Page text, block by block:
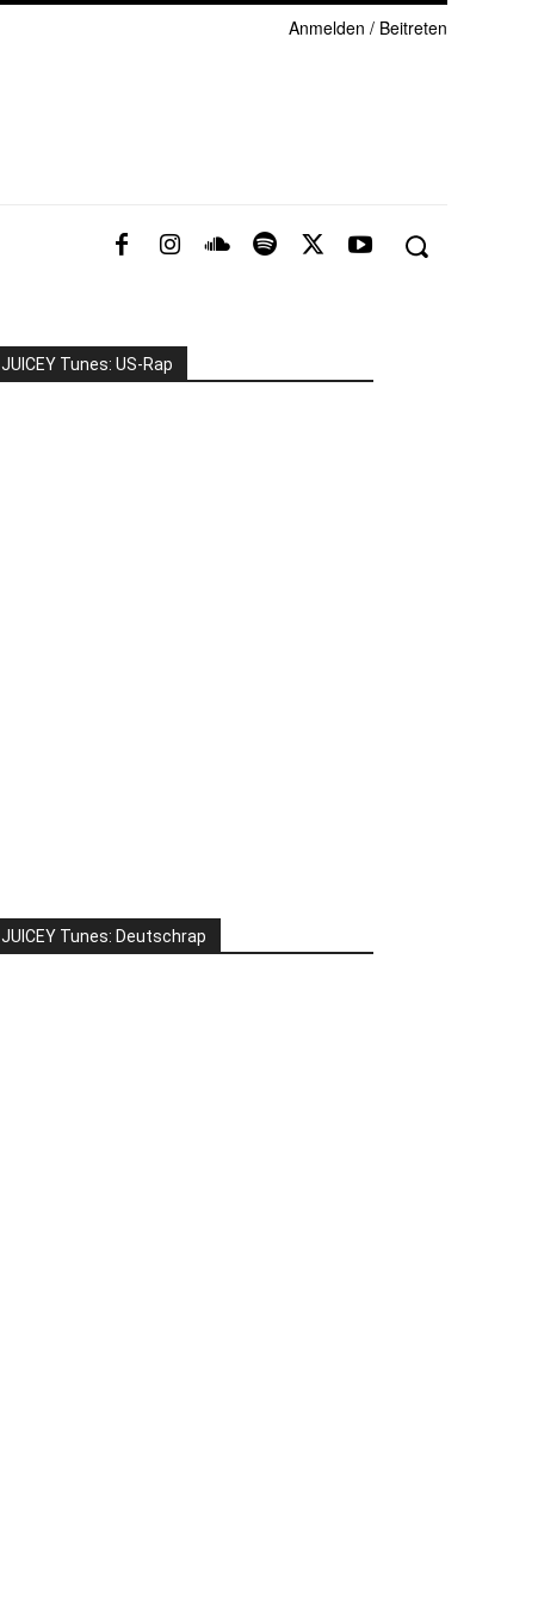
Anmelden / Beitreten
JUICEY Tunes: US-Rap
JUICEY Tunes: Deutschrap